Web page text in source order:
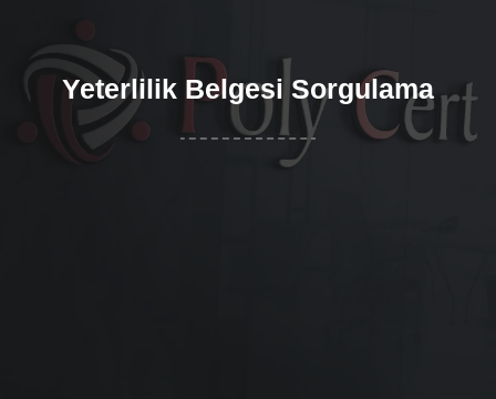
Yeterlilik Belgesi Sorgulama